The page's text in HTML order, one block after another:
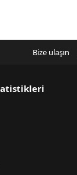
Bize ulaşın